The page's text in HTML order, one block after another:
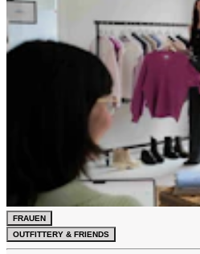
FRAUEN
OUTFITTERY & FRIENDS